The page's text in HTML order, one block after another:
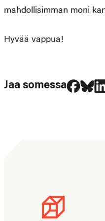
mahdollisimman moni
Hyvää vappua!
Jaa somessa
Jaa Jaa